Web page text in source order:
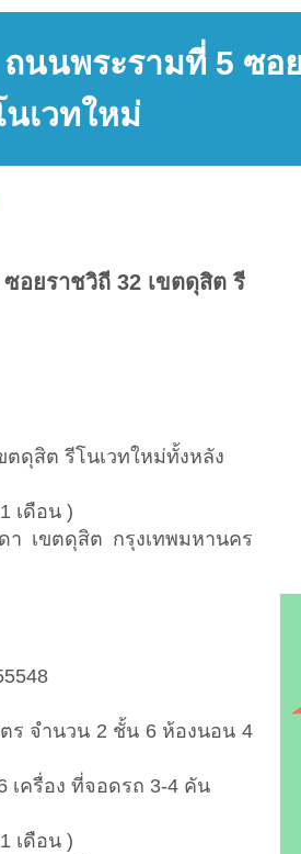
นนพระรามที่ 5 ซอ
นเวทใหม่
อยราชวิถี 32 เขตดุสิต รี
ตดุสิต รีโนเวทใหม่ทั้งหลัง
เดือน )
เขตดุสิต กรุงเทพมหานคร
ร จำนวน 2 ชั้น 6 ห้องนอน 4
เครื่อง ที่จอดรถ 3-4 คัน
เดือน )